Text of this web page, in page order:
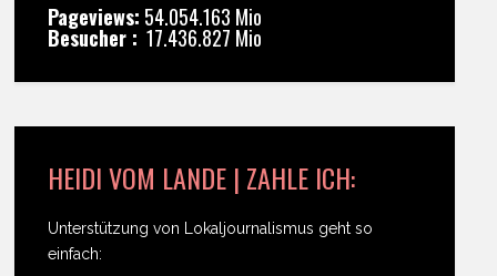
Pageviews: 54.054.163 Mio
Besucher : 17.436.827 Mio
HEIDI VOM LANDE | ZAHLE ICH:
Unterstützung von Lokaljournalismus geht so
einfach: